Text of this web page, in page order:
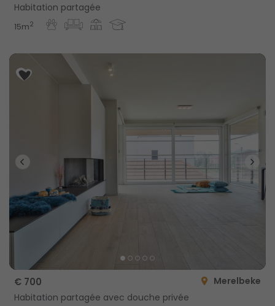
Habitation partagée
15m2
€ 700
Merelbeke
Habitation partagée avec douche privée